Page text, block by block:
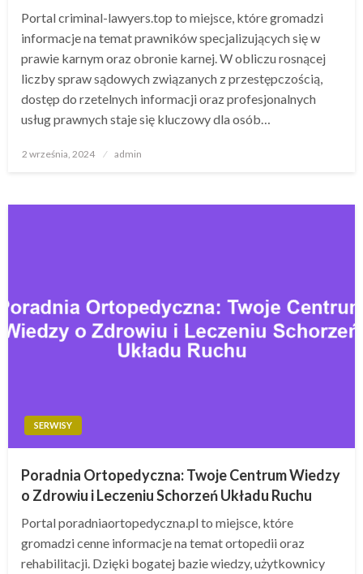
Portal criminal-lawyers.top to miejsce, które gromadzi
informacje na temat prawników specjalizujących się w
prawie karnym oraz obronie karnej. W obliczu rosnącej
liczby spraw sądowych związanych z przestępczością,
dostęp do rzetelnych informacji oraz profesjonalnych
usług prawnych staje się kluczowy dla osób…
Opublikowane
2 września, 2024 admin
SERWISY
Poradnia Ortopedyczna: Twoje Centrum Wiedzy
o Zdrowiu i Leczeniu Schorzeń Układu Ruchu
Portal poradniaortopedyczna.pl to miejsce, które
gromadzi cenne informacje na temat ortopedii oraz
rehabilitacji. Dzięki bogatej bazie wiedzy, użytkownicy